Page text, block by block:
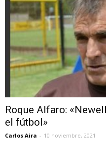
Roque Alfaro:
el fútbol»
Carlos Aira - 10 noviembre, 2021